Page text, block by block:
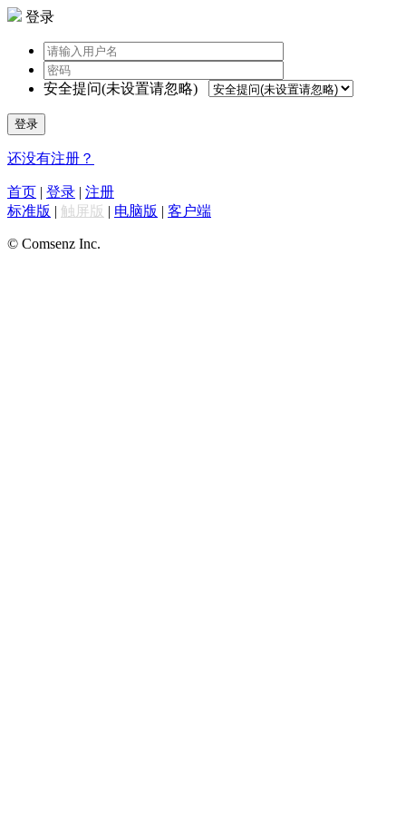
登录
安全提问(未设置请忽略)
登录
还没有注册？
首页 | 登录 | 注册
标准版 | 触屏版 | 电脑版 | 客户端
© Comsenz Inc.